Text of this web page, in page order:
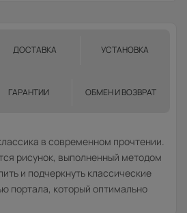
ДОСТАВКА УСТАНОВКА
ГАРАНТИИ ОБМЕН И ВОЗВРАТ
в современном прочтении.
рисунок, выполненный методом
и подчеркнуть классические
портала, который оптимально